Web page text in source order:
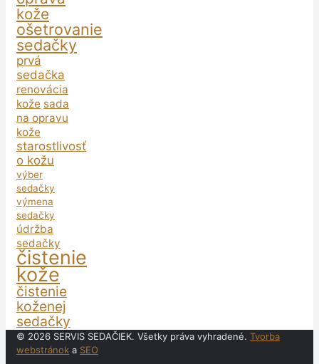
kože
ošetrovanie
sedačky
prvá
sedačka
renovácia
kože sada
na opravu
kože
starostlivosť
o kožu
výber
sedačky
výmena
sedačky
údržba
sedačky
čistenie
kože
čistenie
koženej
sedačky
© 2026 SERVIS SEDAČIEK. Všetky práva vyhradené. Tvorba
webstránok a SEO